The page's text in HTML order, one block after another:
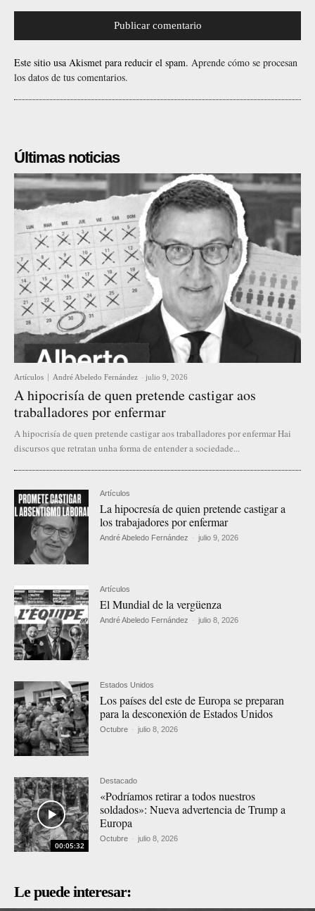
Este sitio usa Akismet para reducir el spam. Aprende cómo se procesan
los datos de tus comentarios.
Últimas noticias
Artículos André Abeledo Fernández - julio 9, 2026
A hipocrisía de quen pretende castigar aos
traballadores por enfermar
A hipocrisía de quen pretende castigar aos traballadores por enfermar Hai
discursos que retratan unha forma de entender a sociedade...
Artículos
La hipocresía de quien pretende castigar a
los trabajadores por enfermar
André Abeledo Fernández - julio 9, 2026
Artículos
El Mundial de la vergüenza
André Abeledo Fernández - julio 8, 2026
Estados Unidos
Los países del este de Europa se preparan
para la desconexión de Estados Unidos
Octubre - julio 8, 2026
00:05:32
Destacado
«Podríamos retirar a todos nuestros
soldados»: Nueva advertencia de Trump a
Europa
Octubre - julio 8, 2026
Le puede interesar: